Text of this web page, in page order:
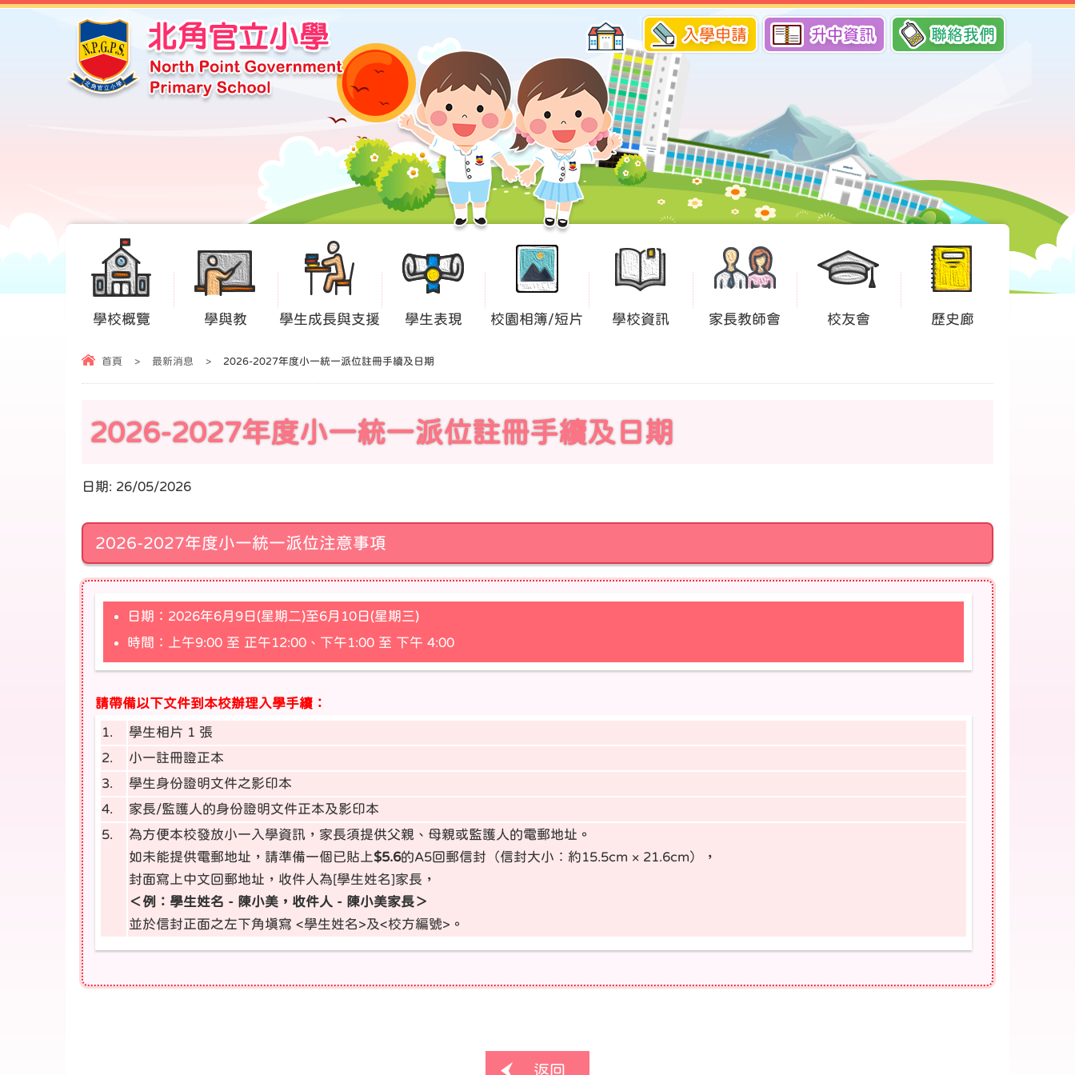
入學申請 升中資訊 聯絡我們
學校概覽 學與教 學生成長與支援 學生表現 校園相簿/短片 學校資訊 家長教師會 校友會 歷史廊
首頁 > 最新消息 > 2026-2027年度小一統一派位註冊手續及日期
2026-2027年度小一統一派位註冊手續及日期
日期: 26/05/2026
2026-2027年度小一統一派位注意事項
日期：2026年6月9日(星期二)至6月10日(星期三)
時間：上午9:00 至 正午12:00、下午1:00 至 下午 4:00
請帶備以下文件到本校辦理入學手續：
1.
學生相片 1 張
2.
小一註冊證正本
3.
學生身份證明文件之影印本
4.
家長/監護人的身份證明文件正本及影印本
5.
為方便本校發放小一入學資訊，家長須提供父親、母親或監護人的電郵地址。
如未能提供電郵地址，請準備一個已貼上$5.6的A5回郵信封（信封大小︰約15.5cm × 21.6cm），
封面寫上中文回郵地址，收件人為[學生姓名]家長，
＜例：學生姓名 - 陳小美，收件人 - 陳小美家長＞
並於信封正面之左下角填寫 <學生姓名>及<校方編號>。
返回